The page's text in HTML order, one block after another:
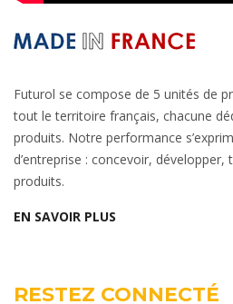
Futurol se compose de 5 unités de
tout le territoire français, chacune
produits. Notre performance
d’entreprise : concevoir,
produits.
EN SAVOIR PLUS
RESTEZ CONNECTÉ